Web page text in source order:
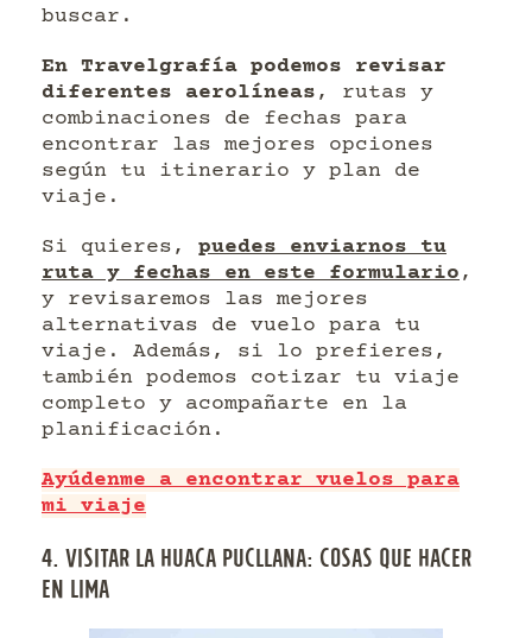
buscar.
En Travelgrafía podemos revisar
diferentes aerolíneas , rutas y
combinaciones de fechas para
encontrar las mejores opciones
según tu itinerario y plan de
viaje.
Si quieres, puedes enviarnos tu
ruta y fechas en este formulario,
y revisaremos las mejores
alternativas de vuelo para tu
viaje. Además, si lo prefieres,
también podemos cotizar tu viaje
completo y acompañarte en la
planificación.
Ayúdenme a encontrar vuelos para
mi viaje
4. VISITAR LA HUACA PUCLLANA: COSAS QUE HACER
EN LIMA